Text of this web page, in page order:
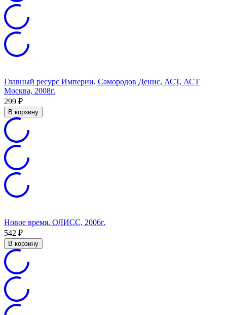
Главный ресурс Империи, Самородов Денис, АСТ, АСТ
Москва, 2008г.
299 ₽
В корзину
Новое время. ОЛИСС, 2006г.
542 ₽
В корзину